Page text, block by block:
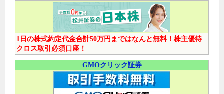
1日の株式約定代金合計50万円まではなんと無料！株主優待
クロス取引必須口座！
GMOクリック証券